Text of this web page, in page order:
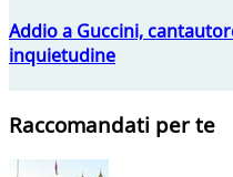
Addio a Guccini,
inquietudine
Raccomandati per te